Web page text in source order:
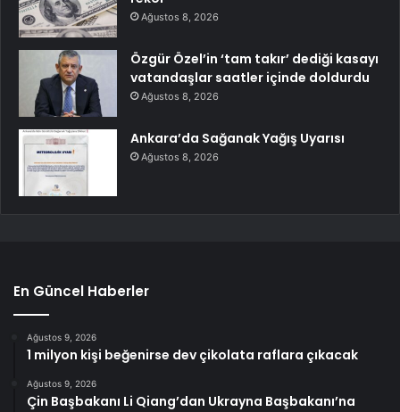
Ağustos 8, 2026
Özgür Özel’in ‘tam takır’ dediği kasayı
vatandaşlar saatler içinde doldurdu
Ağustos 8, 2026
Ankara’da Sağanak Yağış Uyarısı
Ağustos 8, 2026
En Güncel Haberler
Ağustos 9, 2026
1 milyon kişi beğenirse dev çikolata raflara çıkacak
Ağustos 9, 2026
Çin Başbakanı Li Qiang’dan Ukrayna Başbakanı’na